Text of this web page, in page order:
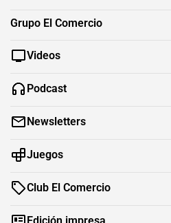
Grupo El Comercio
Videos
Podcast
Newsletters
Juegos
Club El Comercio
Edición impresa